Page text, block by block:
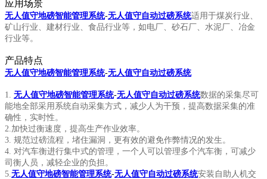
应用场景
无人值守地磅智能管理系统-无人值守自动过磅系统适用于煤炭行业、
矿山行业、建材行业、食品行业等，如电厂、砂石厂、水泥厂、冶金
行业等。
产品特点
无人值守地磅智能管理系统-无人值守自动过磅系统
1. 无人值守地磅智能管理系统-无人值守自动过磅系统数据的采集尽可
能地全部采用系统自动采集方式，减少人为干预，提高数据采集的准
确性，实时性。
2. 加快过衡速度，提高生产作业效率。
3. 规范过磅流程，堵住漏洞，更有效的避免作弊情况的发生。
4. 对汽车衡进行集中式的管理，一个人可以管理多个汽车衡，可减少
司衡人员，减轻企业的负担。
5. 无人值守地磅智能管理系统-无人值守自动过磅系统安装自助人机交